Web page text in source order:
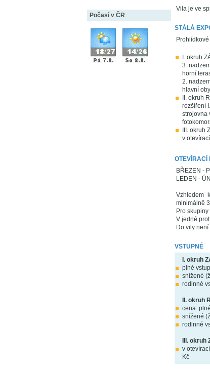
Počasí v ČR
Vila je ve
STÁLÁ
Prohlídkové
I. okruh
3.
horní
2.
hlavní
II. okruh
rozšíření
strojovna
III.
v
OTEVÍRACÍ
BŘEZEN -
LEDEN -
Vzhledem
minimálně
Pro
V jedné
Do vily
VSTUPNÉ
I. okruh
plné
snížené
rodinné
II. okruh
cena:
snížené
rodinné
III.
v
Kč